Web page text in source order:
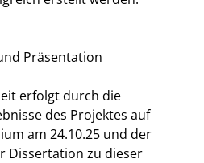
Präsentation
erfolgt durch die
des Projektes auf
am 24.10.25 und der
Dissertation zu dieser